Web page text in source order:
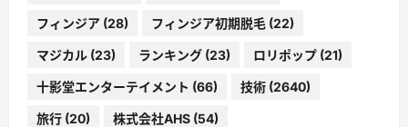
フィンジア (28) フィンジア初期脱毛 (22)
マジカル (23) ランキング (23) ロリポップ (21)
十影堂エンターテイメント (66) 技術 (2640)
旅行 (20) 株式会社AHS (54)